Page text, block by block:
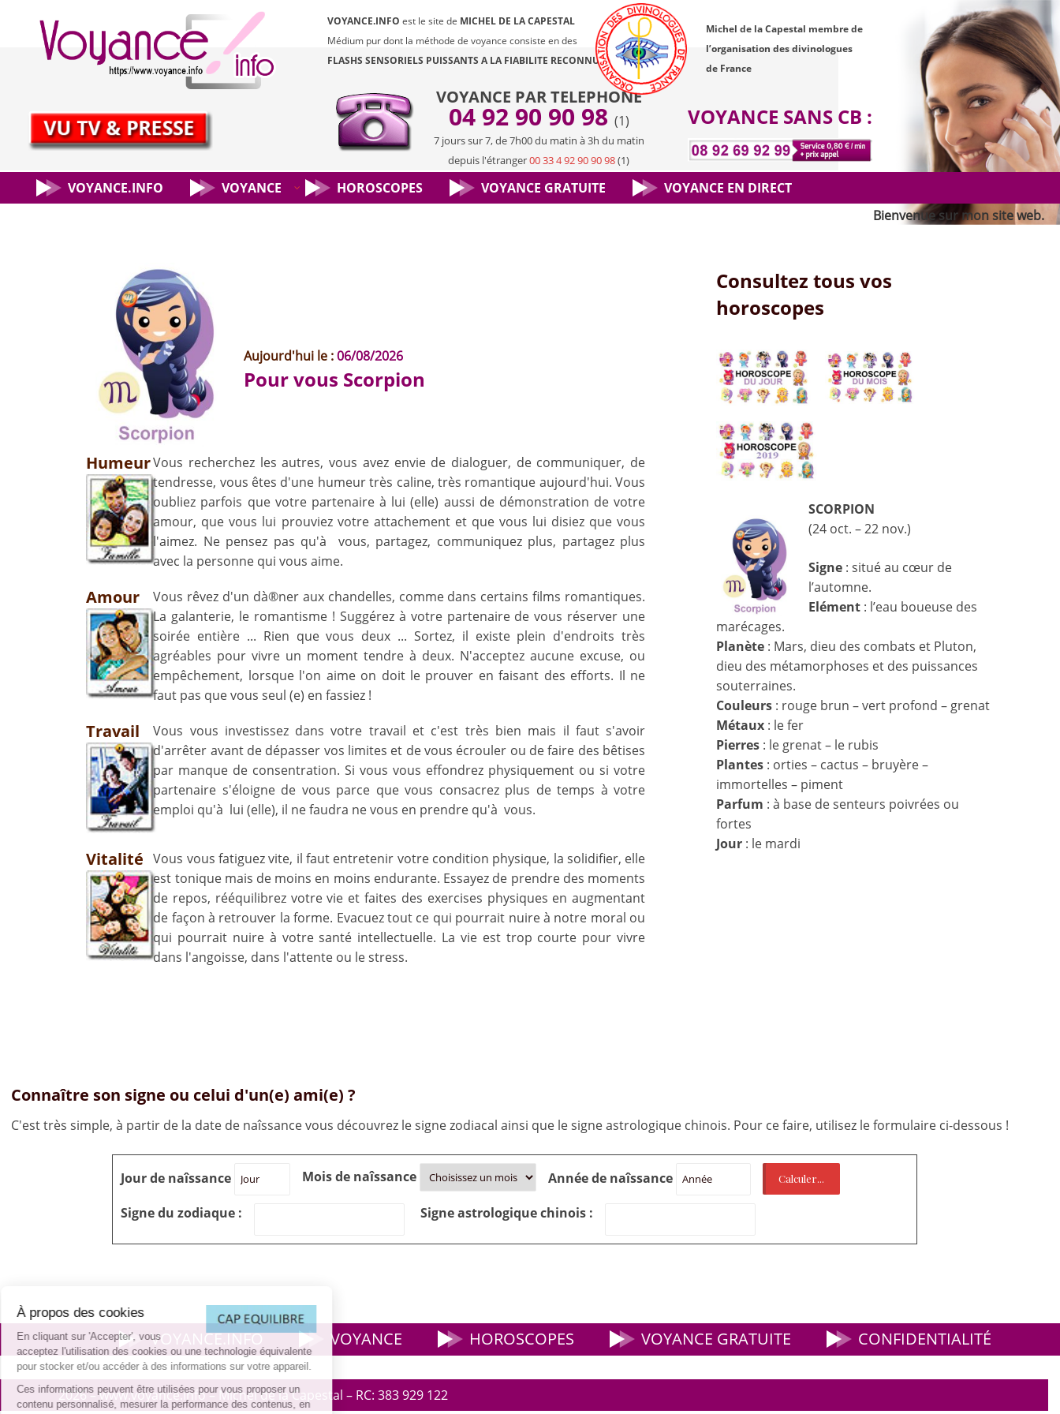
VOYANCE.INFO est le site de MICHEL DE LA CAPESTAL
Médium pur dont la méthode de voyance consiste en des
FLASHS SENSORIELS PUISSANTS A LA FIABILITE RECONNUE.
Michel de la Capestal membre de
l’organisation des divinologues
de France
VOYANCE PAR TELEPHONE
04 92 90 90 98 (1)
7 jours sur 7, de 7h00 du matin à 3h du matin
depuis l'étranger00 33 4 92 90 90 98(1)
VOYANCE SANS CB :
VOYANCE.INFO VOYANCE HOROSCOPES VOYANCE GRATUITE
VOYANCE EN DIRECT
Bienvenue sur mon site web.
Aujourd'hui le :06/08/2026
Pour vous Scorpion
HumeurVous recherchez les autres, vous avez envie de dialoguer, de communiquer, de
tendresse, vous êtes d'une humeur très caline, très romantique aujourd'hui. Vous
oubliez parfois que votre partenaire à lui (elle) aussi de démonstration de votre
amour, que vous lui prouviez votre attachement et que vous lui disiez que vous
l'aimez. Ne pensez pas qu'à vous, partagez, communiquez plus, partagez plus
avec la personne qui vous aime.
Amour
Vous rêvez d'un dà®ner aux chandelles, comme dans certains films romantiques.
La galanterie, le romantisme ! Suggérez à votre partenaire de vous réserver une
soirée entière ... Rien que vous deux ... Sortez, il existe plein d'endroits très
agréables pour vivre un moment tendre à deux. N'acceptez aucune excuse, ou
empêchement, lorsque l'on aime on doit le prouver en faisant des efforts. Il ne
faut pas que vous seul (e) en fassiez !
Travail
Vous vous investissez dans votre travail et c'est très bien mais il faut s'avoir
d'arrêter avant de dépasser vos limites et de vous écrouler ou de faire des bêtises
par manque de consentration. Si vous vous effondrez physiquement ou si votre
partenaire s'éloigne de vous parce que vous consacrez plus de temps à votre
emploi qu'à lui (elle), il ne faudra ne vous en prendre qu'à vous.
Vitalité
Vous vous fatiguez vite, il faut entretenir votre condition physique, la solidifier, elle
est tonique mais de moins en moins endurante. Essayez de prendre des moments
de repos, rééquilibrez votre vie et faites des exercises physiques en augmentant
de façon à retrouver la forme. Evacuez tout ce qui pourrait nuire à notre moral ou
qui pourrait nuire à votre santé intellectuelle. La vie est trop courte pour vivre
dans l'angoisse, dans l'attente ou le stress.
Consultez tous vos
horoscopes
SCORPION
(24 oct. – 22 nov.)
Signe : situé au cœur de
l’automne.
Elément : l’eau boueuse des
marécages.
Planète : Mars, dieu des combats et Pluton,
dieu des métamorphoses et des puissances
souterraines.
Couleurs : rouge brun – vert profond – grenat
Métaux : le fer
Pierres : le grenat – le rubis
Plantes : orties – cactus – bruyère –
immortelles – piment
Parfum : à base de senteurs poivrées ou
fortes
Jour : le mardi
Connaître son signe ou celui d'un(e) ami(e) ?
C'est très simple, à partir de la date de naîssance vous découvrez le signe zodiacal ainsi que le signe astrologique chinois. Pour ce faire, utilisez le formulaire ci-dessous !
Jour de naîssance Mois de naîssance
Année de naîssance
Signe du zodiaque :
Signe astrologique chinois :
VOYANCE.INFO VOYANCE HOROSCOPES VOYANCE GRATUITE CONFIDENTIALITÉ
2026 – www.voyance.info – Michel de la Capestal – RC: 383 929 122
À propos des cookies
En cliquant sur 'Accepter', vous
acceptez l'utilisation des cookies ou une technologie équivalente
pour stocker et/ou accéder à des informations sur votre appareil.
Ces informations peuvent être utilisées pour vous proposer un
contenu personnalisé, mesurer la performance des contenus, en